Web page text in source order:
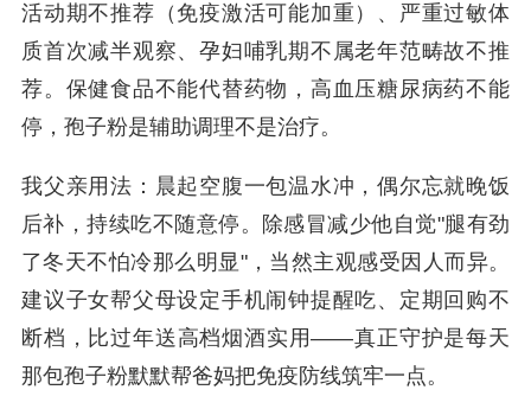
活动期不推荐（免疫激活可能加重）、严重过敏体
质首次减半观察、孕妇哺乳期不属老年范畴故不推
荐。保健食品不能代替药物，高血压糖尿病药不能
停，孢子粉是辅助调理不是治疗。
我父亲用法：晨起空腹一包温水冲，偶尔忘就晚饭
后补，持续吃不随意停。除感冒减少他自觉"腿有劲
了冬天不怕冷那么明显"，当然主观感受因人而异。
建议子女帮父母设定手机闹钟提醒吃、定期回购不
断档，比过年送高档烟酒实用——真正守护是每天
那包孢子粉默默帮爸妈把免疫防线筑牢一点。